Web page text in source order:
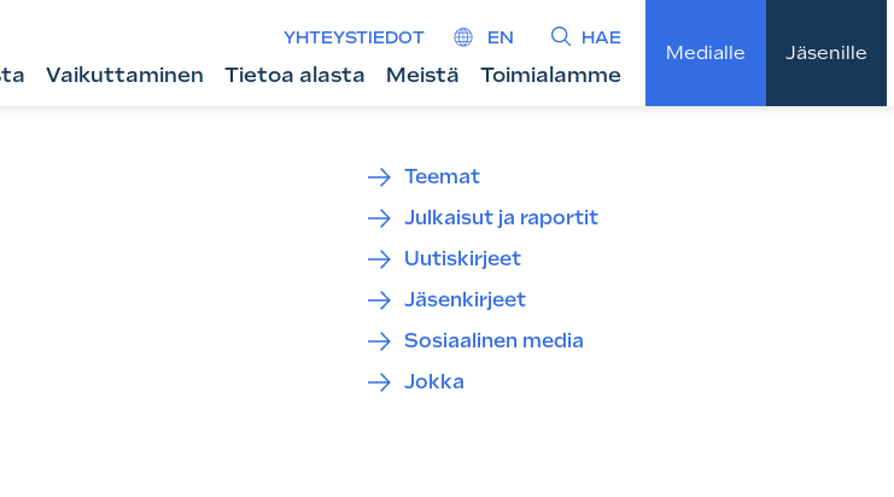
YHTEYSTIEDOT EN HAE
Vaikuttaminen Tietoa alasta Meistä Toimialamme
Medialle Jäsenille
Teemat
Julkaisut ja raportit
Uutiskirjeet
Jäsenkirjeet
Sosiaalinen media
Jokka